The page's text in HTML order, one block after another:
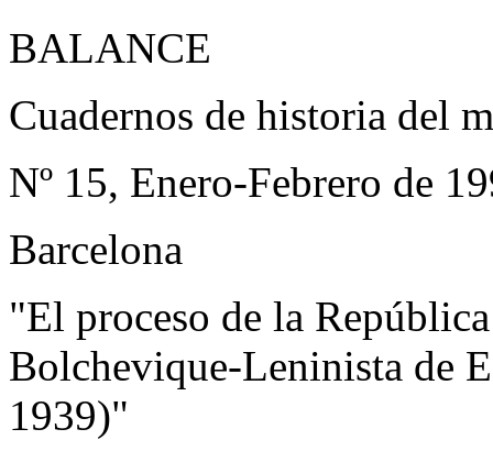
BALANCE
Cuadernos de historia del
Nº 15, Enero-Febrero de
Barcelona
"El proceso de la
Bolchevique-Leninista de
1939)"